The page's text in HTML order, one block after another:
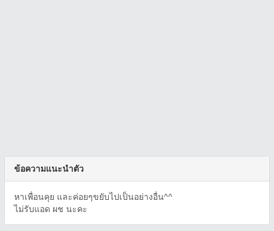
ข้อความแนะนำตัว
หาเพื่อนคุย และค่อยๆขยับไปเป็นอย่างอื่น^^
ไม่รับแอด ผช นะคะ